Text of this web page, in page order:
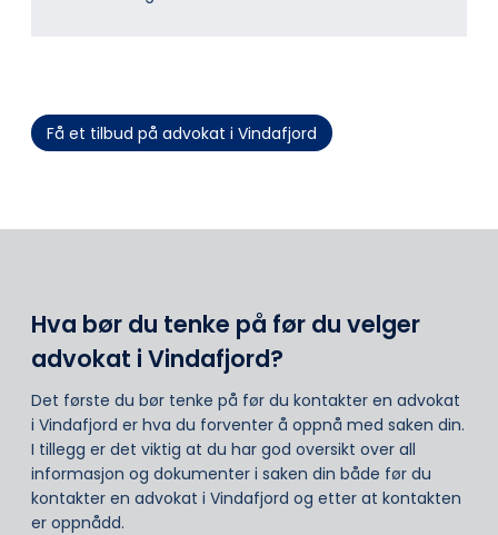
Få et tilbud på advokat i Vindafjord
Hva bør du tenke på før du velger
advokat i Vindafjord?
Det første du bør tenke på før du kontakter en advokat
i Vindafjord er hva du forventer å oppnå med saken din.
I tillegg er det viktig at du har god oversikt over all
informasjon og dokumenter i saken din både før du
kontakter en advokat i Vindafjord og etter at kontakten
er oppnådd.